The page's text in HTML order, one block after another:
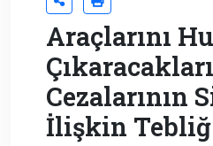
Araçlarını
Cezalarının
İlişkin Tebliğ